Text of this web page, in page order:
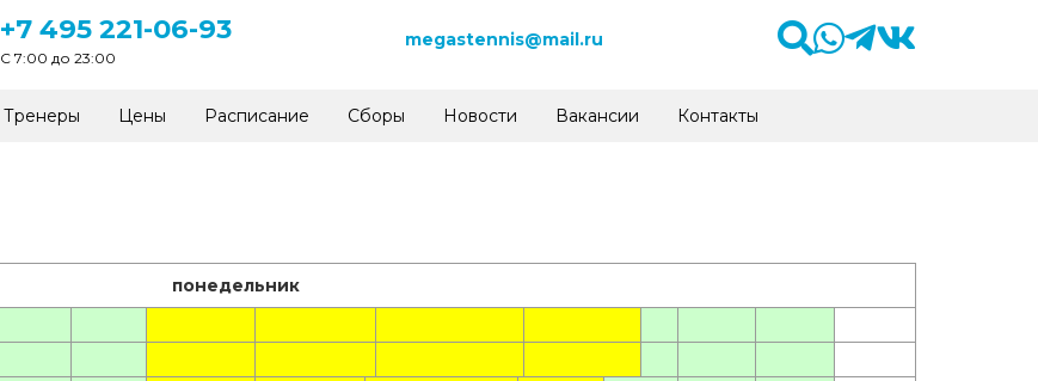
+7 495 221-06-93
C 7:00 до 23:00
megastennis@mail.ru
Тренеры Цены Расписание Сборы Новости Вакансии Контакты
понедельник